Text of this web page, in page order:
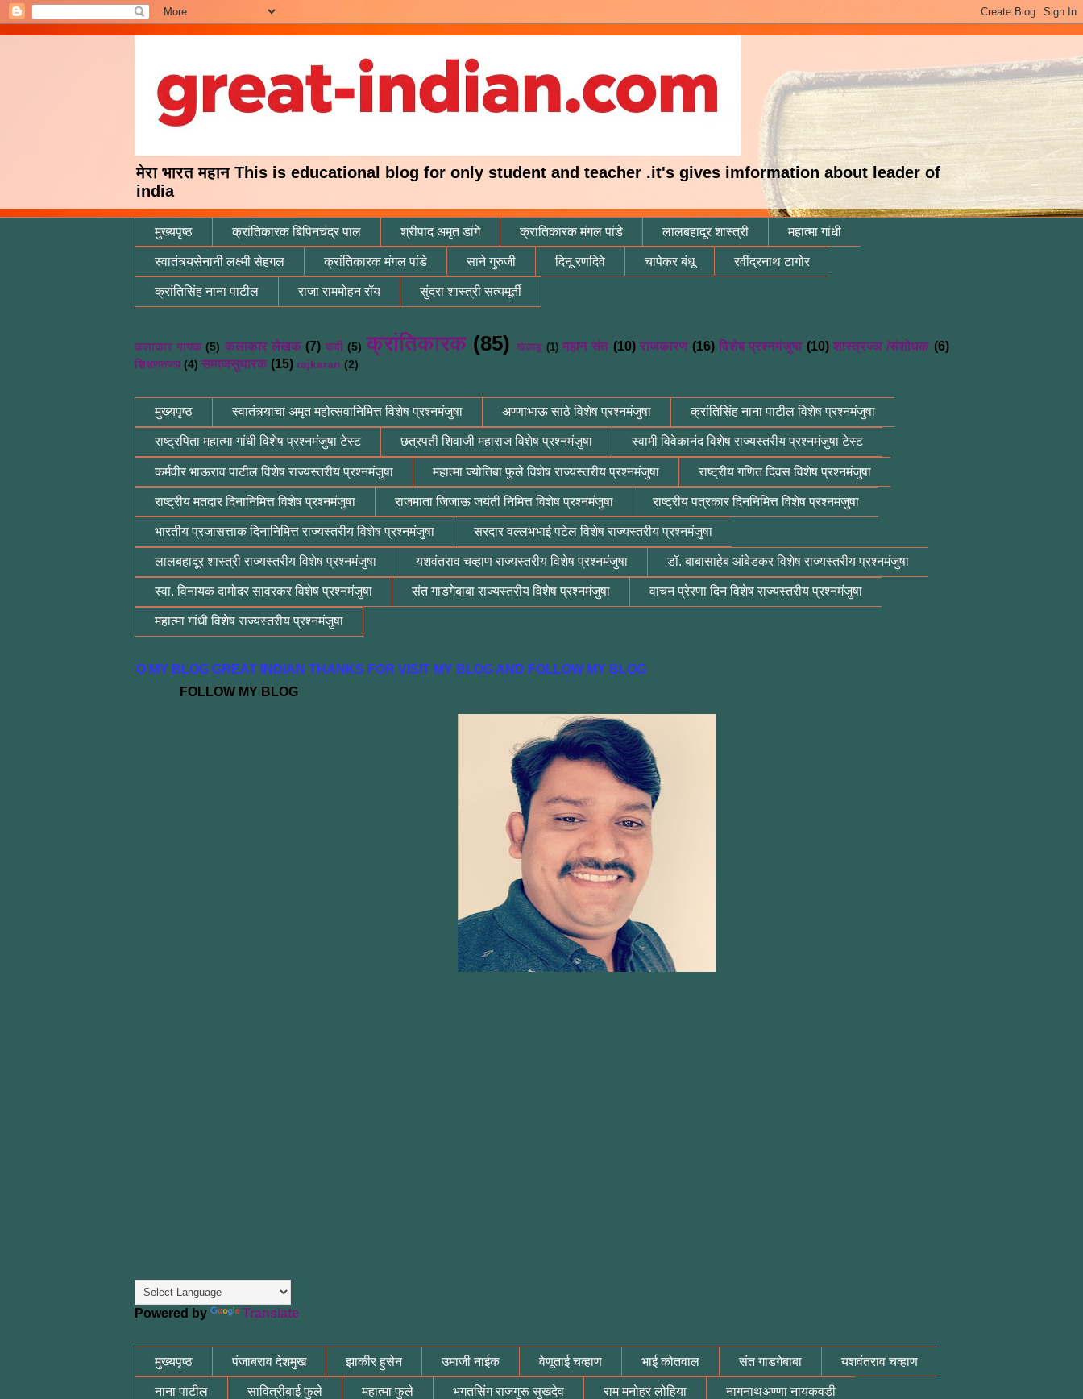
मेरा भारत महान This is educational blog for only student and teacher .it's gives imformation about leader of
india
मुख्यपृष्ठ क्रांतिकारक बिपिनचंद्र पाल श्रीपाद अमृत डांगे क्रांतिकारक मंगल पांडे लालबहादूर शास्त्री महात्मा गांधी
स्वातंत्र्यसेनानी लक्ष्मी सेहगल क्रांतिकारक मंगल पांडे साने गुरुजी दिनू रणदिवे चापेकर बंधू रवींद्रनाथ टागोर
क्रांतिसिंह नाना पाटील राजा राममोहन रॉय सुंदरा शास्त्री सत्यमूर्ती
कलाकार गायक (5) कलाकार लेखक (7) कवी (5) क्रांतिकारक (85) खेळाडू (1) महान संत (10) राजकारण (16) विशेष प्रश्नमंजुषा (10) शास्त्रज्ञ /संशोधक (6)
शिक्षणतज्ञ (4) समाजसुधारक (15) rajkaran (2)
मुख्यपृष्ठ स्वातंत्र्याचा अमृत महोत्सवानिमित्त विशेष प्रश्नमंजुषा अण्णाभाऊ साठे विशेष प्रश्नमंजुषा क्रांतिसिंह नाना पाटील विशेष प्रश्नमंजुषा
राष्ट्रपिता महात्मा गांधी विशेष प्रश्नमंजुषा टेस्ट छत्रपती शिवाजी महाराज विशेष प्रश्नमंजुषा स्वामी विवेकानंद विशेष राज्यस्तरीय प्रश्नमंजुषा टेस्ट
कर्मवीर भाऊराव पाटील विशेष राज्यस्तरीय प्रश्नमंजुषा महात्मा ज्योतिबा फुले विशेष राज्यस्तरीय प्रश्नमंजुषा राष्ट्रीय गणित दिवस विशेष प्रश्नमंजुषा
राष्ट्रीय मतदार दिनानिमित्त विशेष प्रश्नमंजुषा राजमाता जिजाऊ जयंती निमित्त विशेष प्रश्नमंजुषा राष्ट्रीय पत्रकार दिननिमित्त विशेष प्रश्नमंजुषा
भारतीय प्रजासत्ताक दिनानिमित्त राज्यस्तरीय विशेष प्रश्नमंजुषा सरदार वल्लभभाई पटेल विशेष राज्यस्तरीय प्रश्नमंजुषा
लालबहादूर शास्त्री राज्यस्तरीय विशेष प्रश्नमंजुषा यशवंतराव चव्हाण राज्यस्तरीय विशेष प्रश्नमंजुषा डॉ. बाबासाहेब आंबेडकर विशेष राज्यस्तरीय प्रश्नमंजुषा
स्वा. विनायक दामोदर सावरकर विशेष प्रश्नमंजुषा संत गाडगेबाबा राज्यस्तरीय विशेष प्रश्नमंजुषा वाचन प्रेरणा दिन विशेष राज्यस्तरीय प्रश्नमंजुषा
महात्मा गांधी विशेष राज्यस्तरीय प्रश्नमंजुषा
TO MY BLOG GREAT INDIAN THANKS FOR VISIT MY BLOG AND FOLLOW MY BLOG
FOLLOW MY BLOG
Powered by Translate
मुख्यपृष्ठ पंजाबराव देशमुख झाकीर हुसेन उमाजी नाईक वेणूताई चव्हाण भाई कोतवाल संत गाडगेबाबा यशवंतराव चव्हाण
नाना पाटील सावित्रीबाई फुले महात्मा फुले भगतसिंग राजगुरू सुखदेव राम मनोहर लोहिया नागनाथअण्णा नायकवडी